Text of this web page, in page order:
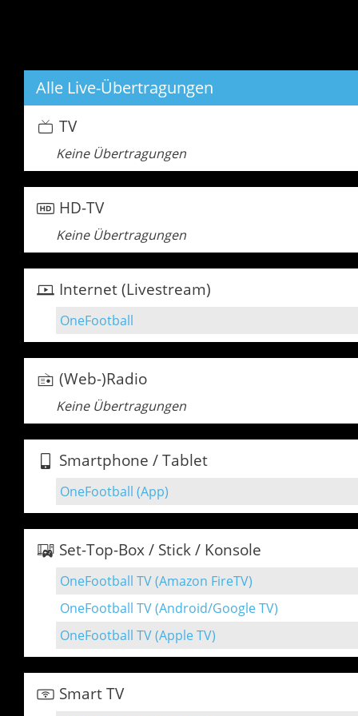
Alle Live-Übertragungen
TV
Keine Übertragungen
HD-TV
Keine Übertragungen
Internet (Livestream)
OneFootball
(Web-)Radio
Keine Übertragungen
Smartphone / Tablet
OneFootball (App)
Set-Top-Box / Stick / Konsole
OneFootball TV (Amazon FireTV)
OneFootball TV (Android/Google TV)
OneFootball TV (Apple TV)
Smart TV